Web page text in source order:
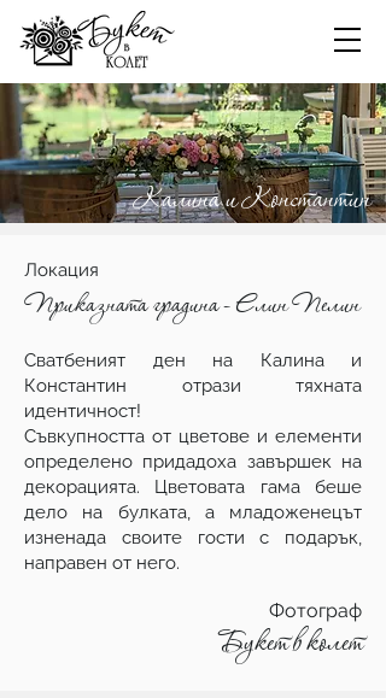
Калина и Константин
Локация
Приказната градина - Елин Пелин
Сватбеният ден на Калина и
Константин отрази тяхната
идентичност!
Съвкупността от цветове и елементи
определено придадоха завършек на
декорацията. Цветовата гама беше
дело на булката, а младоженецът
изненада своите гости с подарък,
направен от него.
Букет в колет
Фотограф